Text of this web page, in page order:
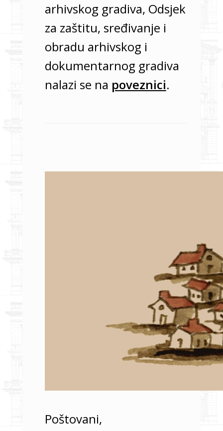
arhivskog gradiva, Odsjek
za zaštitu, sređivanje i
obradu arhivskog i
dokumentarnog gradiva
nalazi se na poveznici.
Poštovani,